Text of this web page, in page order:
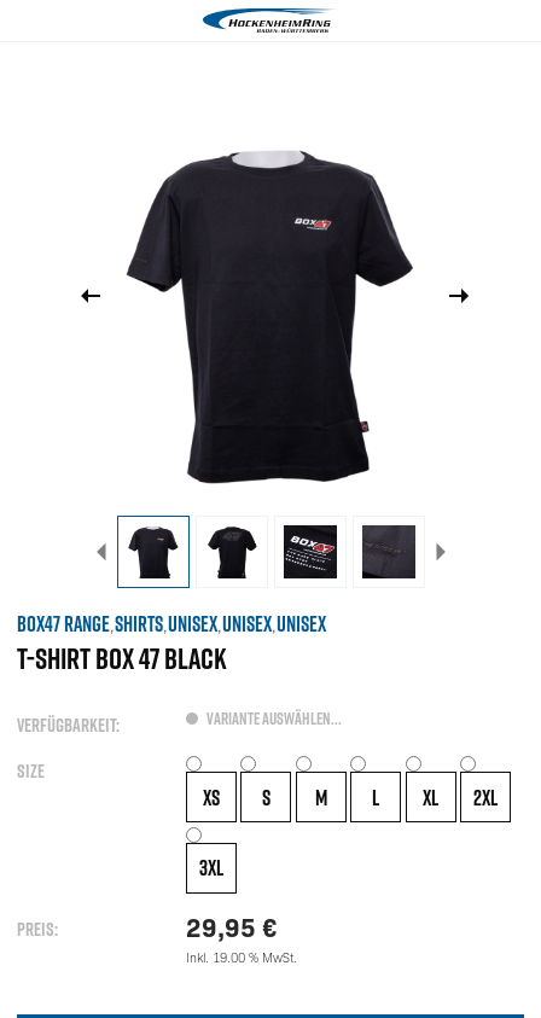
BOX47 RANGE,SHIRTS,UNISEX,UNISEX,UNISEX
T-SHIRT BOX 47 BLACK
VERFÜGBARKEIT: VARIANTE AUSWÄHLEN...
SIZE
XS S M L XL 2XL
3XL
PREIS: 29,95 €
Inkl. 19.00 % MwSt.